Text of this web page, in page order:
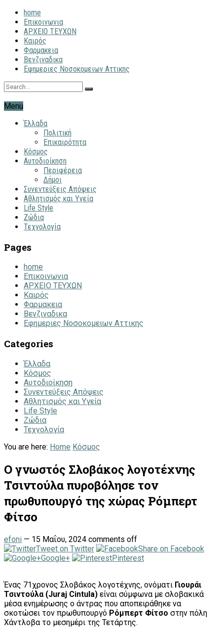
home
Επικοινωνια
ΑΡΧΕΙΟ ΤΕΥΧΩΝ
Καιρός
Φαρμακεια
Βενζιναδικα
Εφημεριες Νοσοκομειων Αττικης
Menu
Έλλαδα
Πολιτική
Επικαιρότητα
Κόσμος
Αυτοδιοίκηση
Περιφέρεια
Δήμοι
Συνεντεύξεις Απόψεις
Αθλητισμός και Υγεία
Life Style
Ζώδια
Τεχνολογία
Pages
home
Επικοινωνια
ΑΡΧΕΙΟ ΤΕΥΧΩΝ
Καιρός
Φαρμακεια
Βενζιναδικα
Εφημεριες Νοσοκομειων Αττικης
Categories
Έλλαδα
Κόσμος
Αυτοδιοίκηση
Συνεντεύξεις Απόψεις
Αθλητισμός και Υγεία
Life Style
Ζώδια
Τεχνολογία
You are here: Home Κόσμος
Ο γνωστός Σλοβάκος λογοτέχνης
Τσιντούλα πυροβόλησε τον
πρωθυπουργό της χώρας Ρόμπερτ
Φίτσο
efoni — 15 Μαΐου, 2024 comments off
Tweet on Twitter
Share on Facebook
Google+
Pinterest
Ένας 71χρονος Σλοβάκος λογοτέχνης, ονόματι Γιουράι
Τσιντούλα (Juraj Cintula) είναι σύμφωνα με σλοβακικά
μέσα ενημέρωσης ο άντρας που αποπειράθηκε να
σκοτώσει τον πρωθυπουργό Ρόμπερτ Φίτσο στην πόλη
Χάντλοβα το μεσημέρι της Τετάρτης.